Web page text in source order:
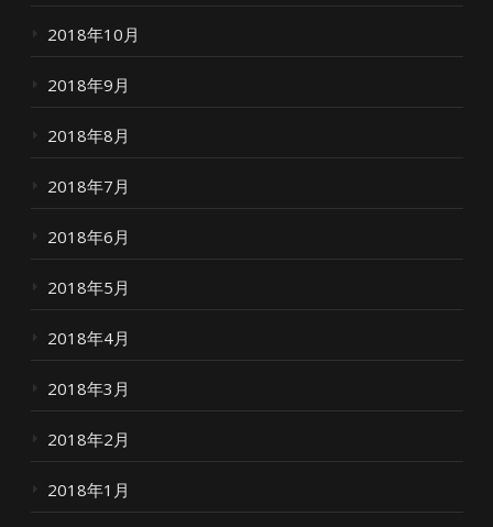
2018年10月
2018年9月
2018年8月
2018年7月
2018年6月
2018年5月
2018年4月
2018年3月
2018年2月
2018年1月